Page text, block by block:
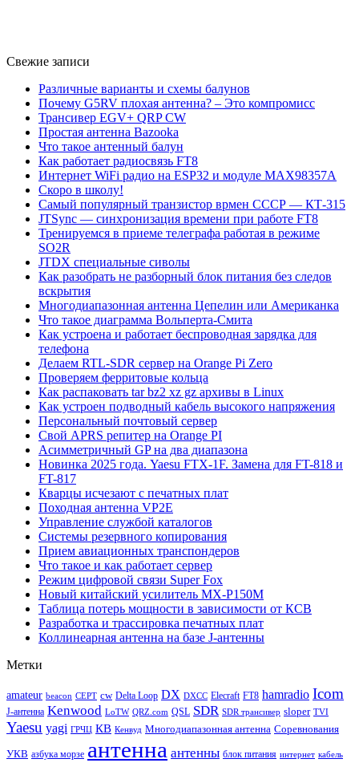
Свежие записи
Различные варианты и схемы балунов
Почему G5RV плохая антенна? – Это компромисс
Трансивер EGV+ QRP CW
Простая антенна Bazooka
Что такое антенный балун
Как работает радиосвязь FT8
Интернет WiFi радио на ESP32 и модуле MAX98357A
Скоро в школу!
Самый популярный транзистор врмен СССР — КТ-315
JTSync — синхронизация времени при работе FT8
Тренируемся в приеме телеграфа работая в режиме
SO2R
JTDX специальные сиволы
Как разобрать не разборный блок питания без следов
вскрытия
Многодиапазонная антенна Цепелин или Американка
Что такое диаграмма Вольперта-Смита
Как устроена и работает беспроводная зарядка для
телефона
Делаем RTL-SDR сервер на Orange Pi Zero
Проверяем ферритовые кольца
Как распаковать tar bz2 xz gz архивы в Linux
Как устроен подводный кабель высокого напряжения
Персональный почтовый сервер
Свой APRS репитер на Orange PI
Асимметричный GP на два диапазона
Новинка 2025 года. Yaesu FTX-1F. Замена для FT-818 и
FT-817
Кварцы исчезают с печатных плат
Походная антенна VP2E
Управление службой каталогов
Системы резервного копирования
Прием авиационных транспондеров
Что такое и как работает сервер
Режим цифровой связи Super Fox
Новый китайский усилитель MX-P150M
Таблица потерь мощности в зависимости от КСВ
Разработка и трассировка печатных плат
Коллинеарная антенна на базе J-антенны
Метки
amateur beacon CEPT cw Delta Loop DX DXCC Elecraft FT8 hamradio Icom
J-антенна Kenwood LoTW QRZ.com QSL SDR SDR трансивер sloper TVI
Yaesu yagi ГРЧЦ КВ Кенвуд Многодиапазонная антенна Соревнования
УКВ азбука морзе антенна антенны блок питания интернет кабель